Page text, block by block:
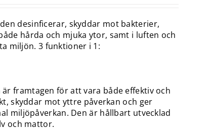
desinficerar, skyddar mot bakterier,
hårda och mjuka ytor, samt i luften och
miljön. 3 funktioner i 1:
framtagen för att vara både effektiv och
skyddar mot yttre påverkan och ger
miljöpåverkan. Den är hållbart utvecklad
och mattor.